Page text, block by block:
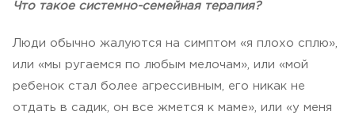
Что такое системно-семейная терапия?
Люди обычно жалуются на симптом «я плохо сплю»,
или «мы ругаемся по любым мелочам», или «мой
ребенок стал более агрессивным, его никак не
отдать в садик, он все жмется к маме», или «у меня